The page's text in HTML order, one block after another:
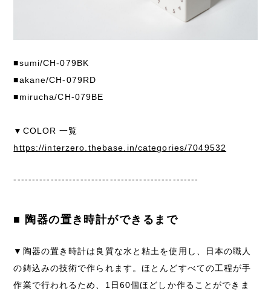
■sumi/CH-079BK
■akane/CH-079RD
■mirucha/CH-079BE
▼COLOR 一覧
https://interzero.thebase.in/categories/7049532
--------------------------------------------------
■ 陶器の置き時計ができるまで
▼陶器の置き時計は良質な水と粘土を使用し、日本の職人
の鋳込みの技術で作られます。ほとんどすべての工程が手
作業で行われるため、1日60個ほどしか作ることができま